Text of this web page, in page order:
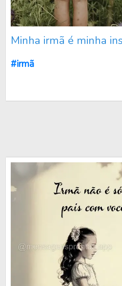
Minha irmã é minha
#irmã